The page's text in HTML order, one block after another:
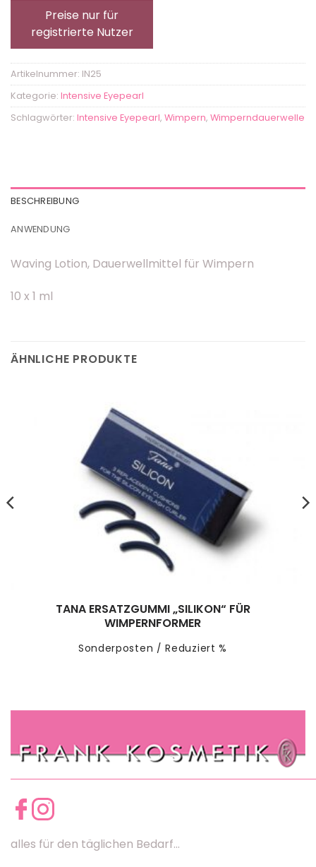
Preise nur für
registrierte Nutzer
Artikelnummer: IN25
Kategorie: Intensive Eyepearl
Schlagwörter: Intensive Eyepearl, Wimpern, Wimperndauerwelle
BESCHREIBUNG
ANWENDUNG
Waving Lotion, Dauerwellmittel für Wimpern
10 x 1 ml
ÄHNLICHE PRODUKTE
Sonderposten / Reduziert %
TANA ERSATZGUMMI „SILIKON“ FÜR
WIMPERNFORMER
alles für den täglichen Bedarf...